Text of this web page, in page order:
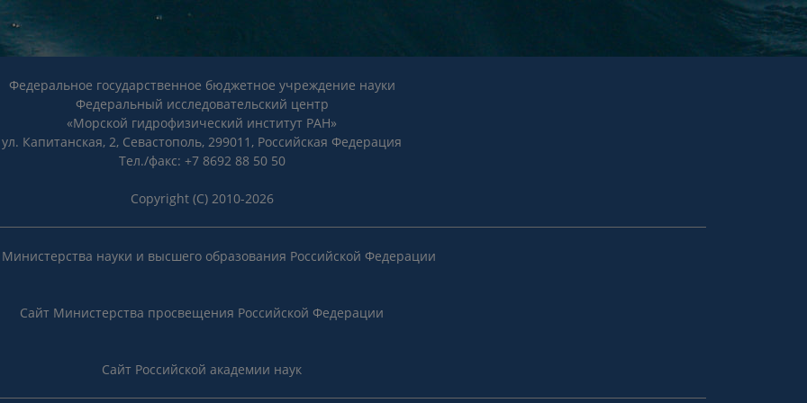
Федеральное государственное бюджетное учреждение науки
Федеральный исследовательский центр
«Морской гидрофизический институт РАН»
ул. Капитанская, 2, Севастополь, 299011, Российская Федерация
Тел./факс: +7 8692 88 50 50
Copyright (C) 2010-2026
науки и высшего образования Российской Федерации
Сайт Министерства просвещения Российской Федерации
Сайт Российской академии наук